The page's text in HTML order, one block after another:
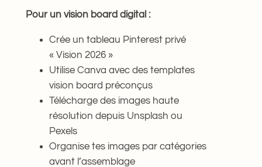
Pour un vision board digital :
Crée un tableau Pinterest privé
« Vision 2026 »
Utilise Canva avec des templates
vision board préconçus
Télécharge des images haute
résolution depuis Unsplash ou
Pexels
Organise tes images par catégories
avant l’assemblage